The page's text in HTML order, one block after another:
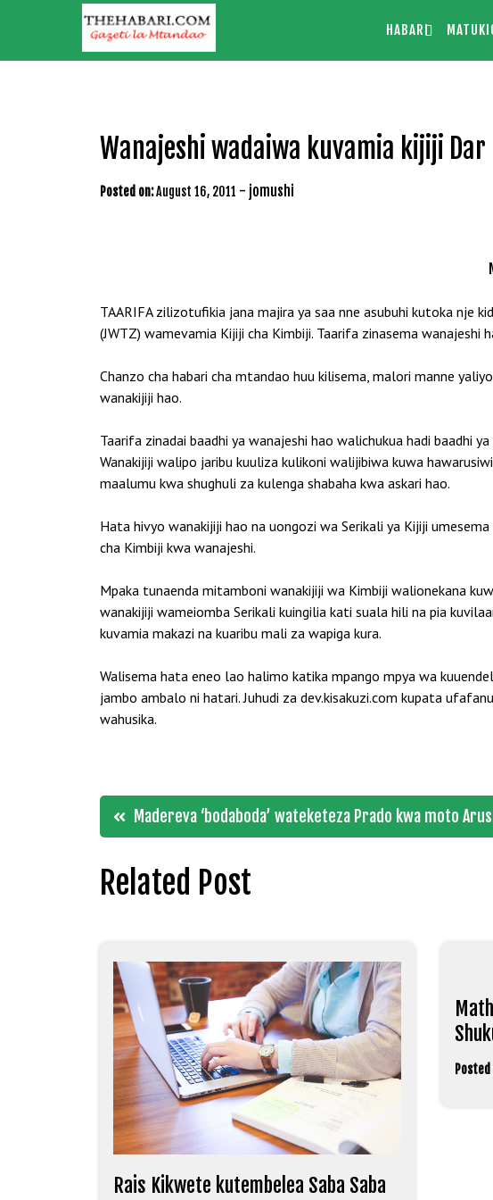
HABARI
Wanajeshi wadaiwa kuvamia kijiji Dar
Posted on:August 16, 2011 - jomushi
TAARIFA zilizotufikia jana majira ya saa nne asubuhi kutoka nje
(JWTZ) wamevamia Kijiji cha Kimbiji. Taarifa zinasema
Chanzo cha habari cha mtandao huu kilisema, malori manne
wanakijiji hao.
Taarifa zinadai baadhi ya wanajeshi hao walichukua hadi baadhi
Wanakijiji walipo jaribu kuuliza kulikoni walijibiwa kuwa
maalumu kwa shughuli za kulenga shabaha kwa askari hao.
Hata hivyo wanakijiji hao na uongozi wa Serikali ya Kijiji
cha Kimbiji kwa wanajeshi.
Mpaka tunaenda mitamboni wanakijiji wa Kimbiji walionekana
wanakijiji wameiomba Serikali kuingilia kati suala hili na pia
kuvamia makazi na kuaribu mali za wapiga kura.
Walisema hata eneo lao halimo katika mpango mpya wa
jambo ambalo ni hatari. Juhudi za dev.kisakuzi.com kupata
wahusika.
Post
navigation
Madereva ‘bodaboda’ wateketeza Prado kwa moto
Related Post
Rais Kikwete kutembelea Saba Saba